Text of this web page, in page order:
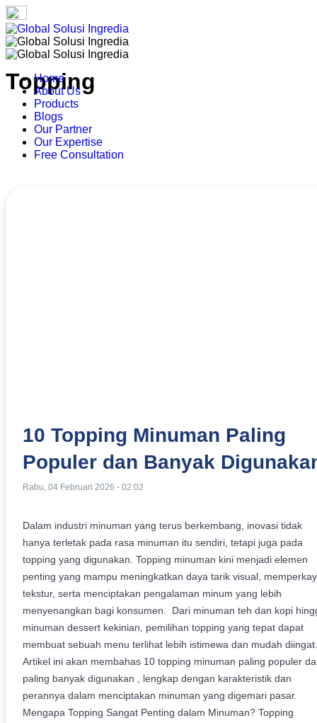
Home
About Us
Products
Blogs
Our Partner
Our Expertise
Free Consultation
Topping
10 Topping Minuman Paling
Populer dan Banyak
Rabu, 04 Februari 2026 - 02:02
Dalam industri minuman yang terus berkembang, inovasi tidak
hanya terletak pada rasa minuman itu sendiri, tetapi juga pada
topping yang digunakan. Topping minuman kini menjadi elemen
penting yang mampu meningkatkan daya tarik visual,
tekstur, serta menciptakan pengalaman minum yang lebih
menyenangkan bagi konsumen. Dari minuman teh dan kopi
minuman dessert kekinian, pemilihan topping yang tepat dapat
membuat sebuah menu terlihat lebih istimewa dan mudah diingat.
Artikel ini akan membahas 10 topping minuman paling populer
paling banyak digunakan , lengkap dengan karakteristik dan
perannya dalam menciptakan minuman yang digemari pasar.
Mengapa Topping Sangat Penting dalam Minuman? Topping